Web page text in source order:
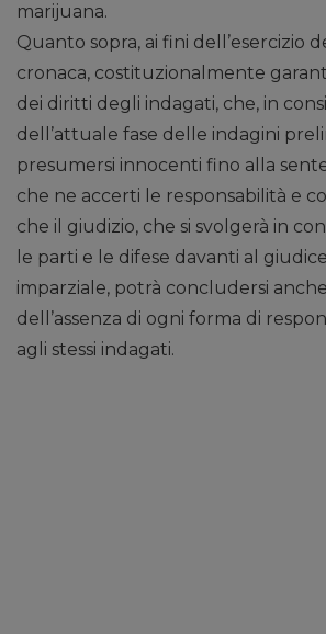
marijuana.
Quanto sopra, ai fini dell’esercizio
cronaca, costituzionalmente
dei diritti degli indagati, che, in
dell’attuale fase delle indagini
presumersi innocenti fino alla
che ne accerti le responsabilità e
che il giudizio, che si svolgerà in
le parti e le difese davanti al
imparziale, potrà concludersi
dell’assenza di ogni forma di
agli stessi indagati.